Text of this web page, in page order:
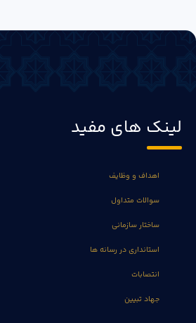
لینک های مفید
اهداف و وظایف
سوالات متداول
ساختار سازمانی
استانداری در رسانه ها
انتصابات
جهاد تبیین